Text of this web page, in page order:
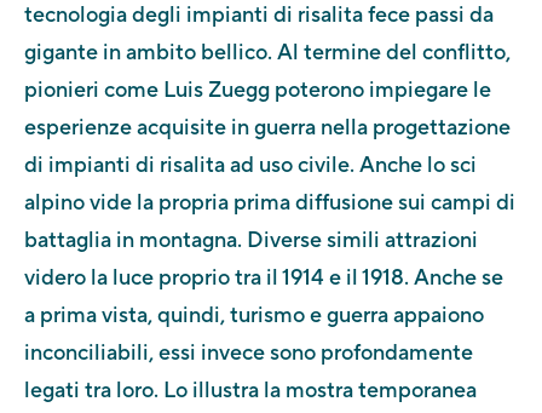
tecnologia degli impianti di risalita fece passi da
gigante in ambito bellico. Al termine del conflitto,
pionieri come Luis Zuegg poterono impiegare le
esperienze acquisite in guerra nella progettazione
di impianti di risalita ad uso civile. Anche lo sci
alpino vide la propria prima diffusione sui campi di
battaglia in montagna. Diverse simili attrazioni
videro la luce proprio tra il 1914 e il 1918. Anche se
a prima vista, quindi, turismo e guerra appaiono
inconciliabili, essi invece sono profondamente
legati tra loro. Lo illustra la mostra temporanea